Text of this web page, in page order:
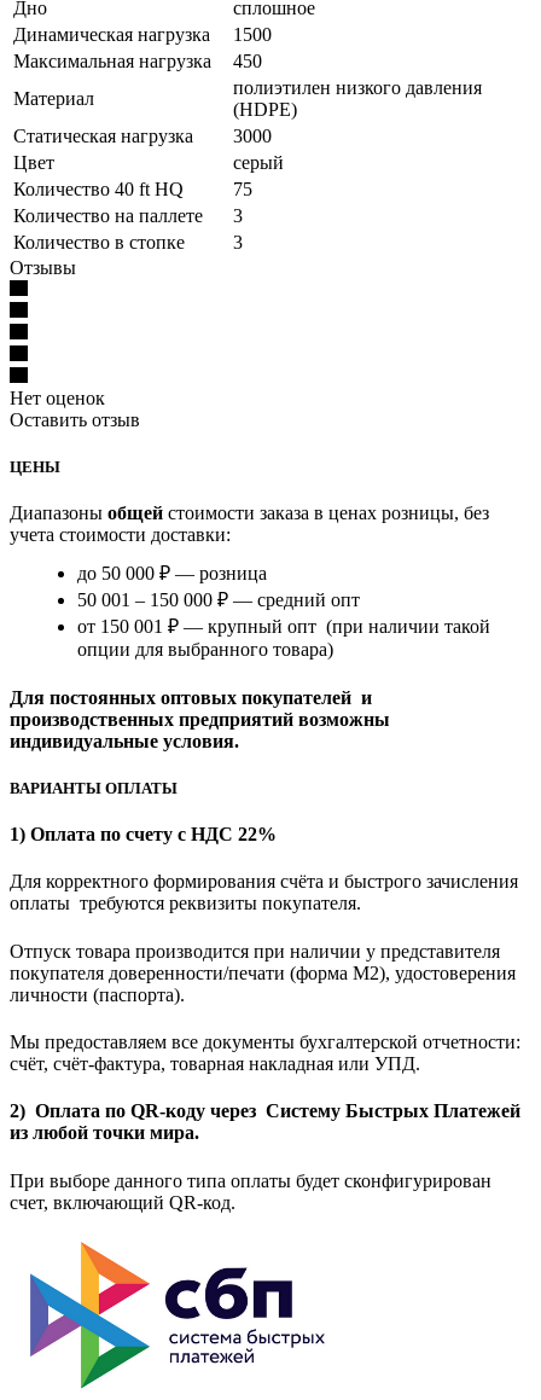
Дно
сплошное
Динамическая нагрузка
1500
Максимальная нагрузка
450
Материал
полиэтилен низкого давления
(HDPE)
Статическая нагрузка
3000
Цвет
серый
Количество 40 ft HQ
75
Количество на паллете
3
Количество в стопке
3
Отзывы
Нет оценок
Оставить отзыв
ЦЕНЫ
Диапазоны общей стоимости заказа в ценах розницы, без
учета стоимости доставки:
до 50 000 ₽ — розница
50 001 – 150 000 ₽ — средний опт
от 150 001 ₽ — крупный опт (при наличии такой
опции для выбранного товара)
Для постоянных оптовых покупателей и
производственных предприятий возможны
индивидуальные условия.
ВАРИАНТЫ ОПЛАТЫ
1) Оплата по счету с НДС 22%
Для корректного формирования счёта и быстрого зачисления
оплаты требуются реквизиты покупателя.
Отпуск товара производится при наличии у представителя
покупателя доверенности/печати (форма M2), удостоверения
личности (паспорта).
Мы предоставляем все документы бухгалтерской отчетности:
счёт, счёт-фактура, товарная накладная или УПД.
2) Оплата по QR-коду через Систему Быстрых Платежей
из любой точки мира.
При выборе данного типа оплаты будет сконфигурирован
счет, включающий QR-код.